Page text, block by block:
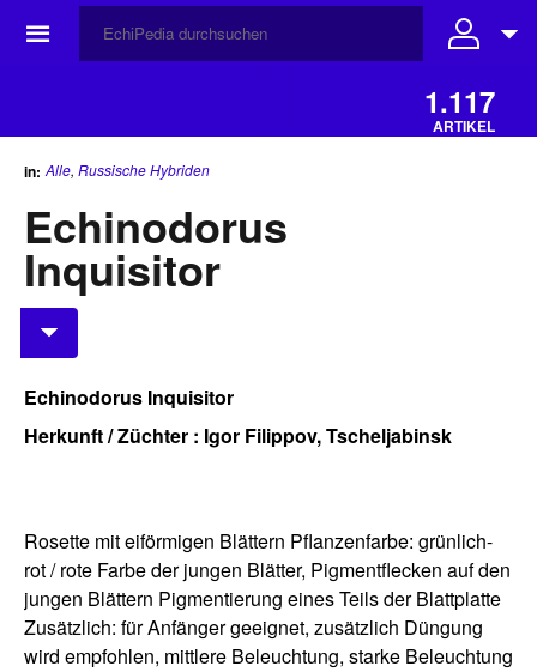
☰
1.117
ARTIKEL
in: Alle, Russische Hybriden
Echinodorus
Inquisitor
Echinodorus Inquisitor
Herkunft / Züchter : Igor Filippov, Tscheljabinsk
Rosette mit eiförmigen Blättern Pflanzenfarbe: grünlich-
rot / rote Farbe der jungen Blätter, Pigmentflecken auf den
jungen Blättern Pigmentierung eines Teils der Blattplatte
Zusätzlich: für Anfänger geeignet, zusätzlich Düngung
wird empfohlen, mittlere Beleuchtung, starke Beleuchtung